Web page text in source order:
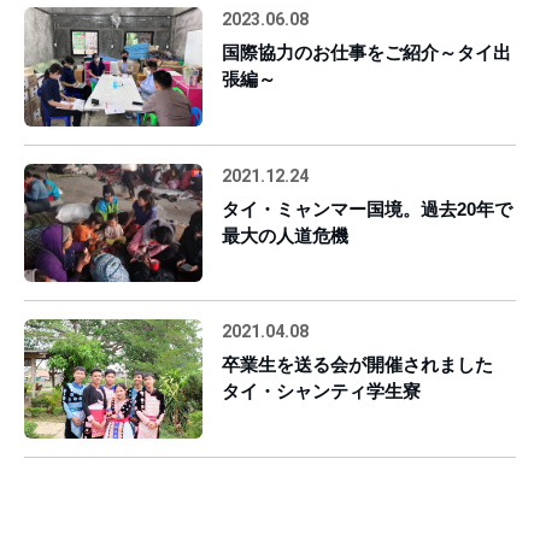
2023.06.08
国際協力のお仕事をご紹介～タイ出
張編～
2021.12.24
タイ・ミャンマー国境。過去20年で
最大の人道危機
2021.04.08
卒業生を送る会が開催されました
タイ・シャンティ学生寮